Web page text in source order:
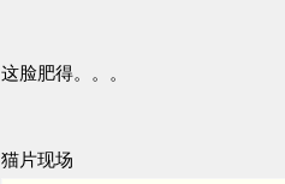
这脸肥得。。。
猫片现场